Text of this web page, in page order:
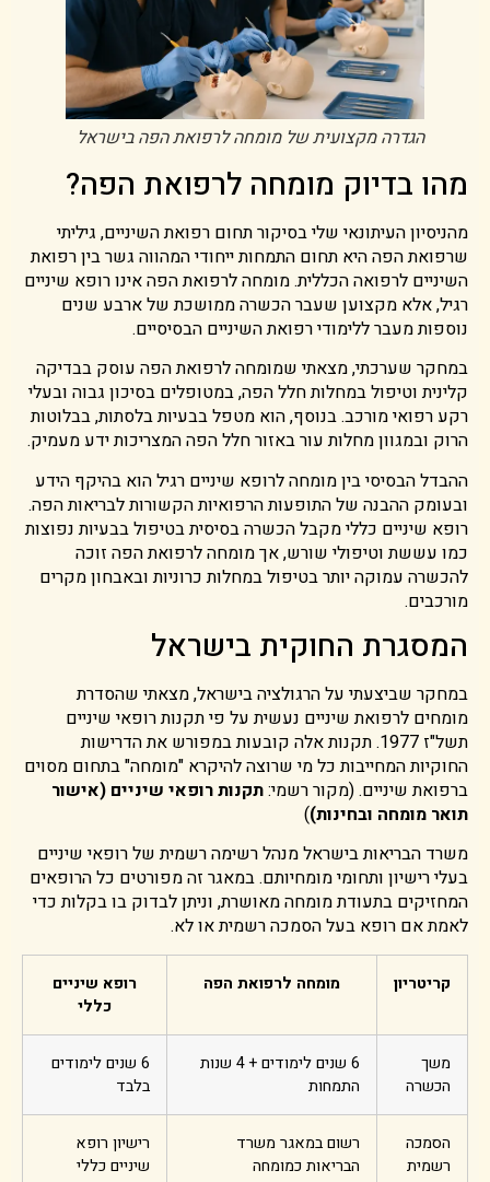
הגדרה מקצועית של מומחה לרפואת הפה בישראל
מהו בדיוק מומחה לרפואת הפה?
מהניסיון העיתונאי שלי בסיקור תחום רפואת השיניים, גיליתי
שרפואת הפה היא תחום התמחות ייחודי המהווה גשר בין רפואת
השיניים לרפואה הכללית. מומחה לרפואת הפה אינו רופא שיניים
רגיל, אלא מקצוען שעבר הכשרה ממושכת של ארבע שנים
נוספות מעבר ללימודי רפואת השיניים הבסיסיים.
במחקר שערכתי, מצאתי שמומחה לרפואת הפה עוסק בבדיקה
קלינית וטיפול במחלות חלל הפה, במטופלים בסיכון גבוה ובעלי
רקע רפואי מורכב. בנוסף, הוא מטפל בבעיות בלסתות, בבלוטות
הרוק ובמגוון מחלות עור באזור חלל הפה המצריכות ידע מעמיק.
ההבדל הבסיסי בין מומחה לרופא שיניים רגיל הוא בהיקף הידע
ובעומק ההבנה של התופעות הרפואיות הקשורות לבריאות הפה.
רופא שיניים כללי מקבל הכשרה בסיסית בטיפול בבעיות נפוצות
כמו עששת וטיפולי שורש, אך מומחה לרפואת הפה זוכה
להכשרה עמוקה יותר בטיפול במחלות כרוניות ובאבחון מקרים
מורכבים.
המסגרת החוקית בישראל
במחקר שביצעתי על הרגולציה בישראל, מצאתי שהסדרת
מומחים לרפואת שיניים נעשית על פי תקנות רופאי שיניים
תשל"ז 1977. תקנות אלה קובעות במפורש את הדרישות
החוקיות המחייבות כל מי שרוצה להיקרא "מומחה" בתחום מסוים
ברפואת שיניים. (מקור רשמי:תקנות רופאי שיניים (אישור
תואר מומחה ובחינות))
משרד הבריאות בישראל מנהל רשימה רשמית של רופאי שיניים
בעלי רישיון ותחומי מומחיותם. במאגר זה מפורטים כל הרופאים
המחזיקים בתעודת מומחה מאושרת, וניתן לבדוק בו בקלות כדי
לאמת אם רופא בעל הסמכה רשמית או לא.
קריטריון מומחה לרפואת הפה
רופא שיניים
כללי
משך
הכשרה
6 שנים לימודים + 4 שנות
התמחות
6 שנים לימודים
בלבד
הסמכה
רשמית
רשום במאגר משרד
הבריאות כמומחה
רישיון רופא
שיניים כללי